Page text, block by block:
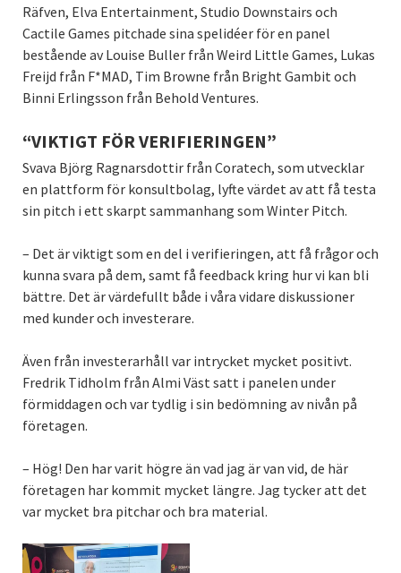
Räfven, Elva Entertainment, Studio Downstairs och
Cactile Games pitchade sina spelidéer för en panel
bestående av Louise Buller från Weird Little Games, Lukas
Freijd från F*MAD, Tim Browne från Bright Gambit och
Binni Erlingsson från Behold Ventures.
“VIKTIGT FÖR VERIFIERINGEN”
Svava Björg Ragnarsdottir från Coratech, som utvecklar
en plattform för konsultbolag, lyfte värdet av att få testa
sin pitch i ett skarpt sammanhang som Winter Pitch.
– Det är viktigt som en del i verifieringen, att få frågor och
kunna svara på dem, samt få feedback kring hur vi kan bli
bättre. Det är värdefullt både i våra vidare diskussioner
med kunder och investerare.
Även från investerarhåll var intrycket mycket positivt.
Fredrik Tidholm från Almi Väst satt i panelen under
förmiddagen och var tydlig i sin bedömning av nivån på
företagen.
– Hög! Den har varit högre än vad jag är van vid, de här
företagen har kommit mycket längre. Jag tycker att det
var mycket bra pitchar och bra material.